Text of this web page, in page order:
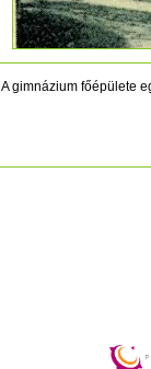
A gimnázium főépülete